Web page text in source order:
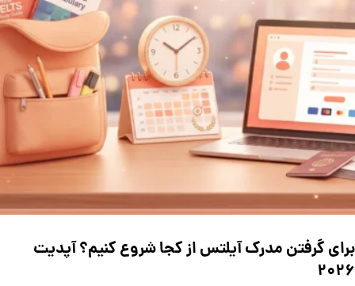
برای گرفتن مدرک آیلتس از کجا شروع کنیم؟ آپدیت
۲۰۲۶